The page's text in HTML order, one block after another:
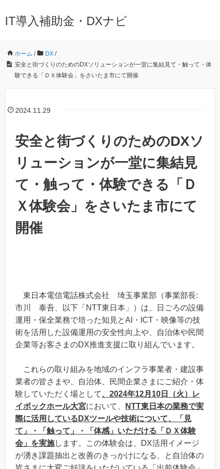
IT導入補助金・DXナビ
ホーム / DX /
安全と街づくりのためのDXソリューションが一堂に集結見て・触って・体
験できる「ＤＸ体験会」をさいたま市にて開催
2024.11.29
安全と街づくりのためのDXソ
リューションが一堂に集結見
て・触って・体験できる「Ｄ
Ｘ体験会」をさいたま市にて
開催
東日本電信電話株式会社 埼玉事業部（事業部長:
市川 泰吾、以下「NTT東日本」）は、日ごろの設備
運用・保全業務で培った知見とAI・ICT・映像等の技
術を活用した設備運用の安全性向上や、自治体や民間
企業等お客さまのDX推進支援に取り組んでいます。
これらの取り組みを地域のインフラ事業者・建設事
業者の皆さまや、自治体、民間企業さまにご紹介・体
験していただく場として、2024年12月10日（火）レ
イボックホール大宮において、
NTT東日本の業務で実
際に活用しているDXツールや技術について、「見
て」・「触って」・「体感」いただける「ＤＸ体験
会」を実施します。この体験会は、DX活用イメージ
が湧き課題抽出と改善のきっかけになる、と自治体の